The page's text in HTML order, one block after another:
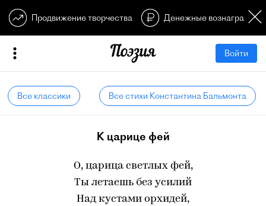
Продвижение творчества Денежные
Войти
Все классики Все стихи Константина Бальмонта
К царице фей
О, царица светлых фей,
Ты летаешь без усилий
Над кустами орхидей,